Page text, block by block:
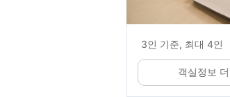
3인 기준, 최대 4인
객실정보